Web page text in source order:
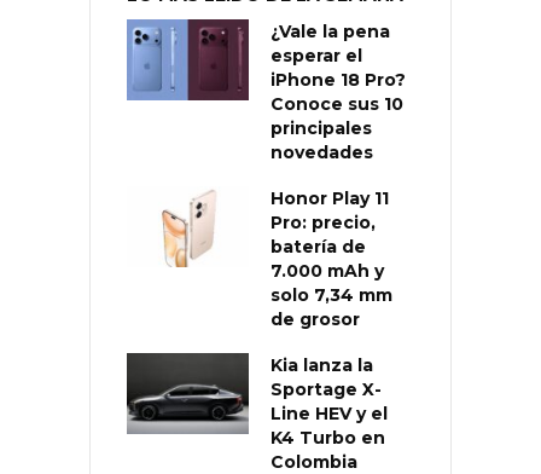
¿Vale la pena
esperar el
iPhone 18 Pro?
Conoce sus 10
principales
novedades
Honor Play 11
Pro: precio,
batería de
7.000 mAh y
solo 7,34 mm
de grosor
Kia lanza la
Sportage X-
Line HEV y el
K4 Turbo en
Colombia